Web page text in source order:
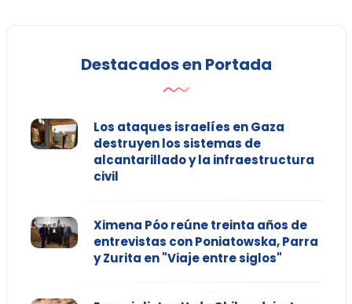
Destacados en Portada
Los ataques israelíes en Gaza
destruyen los sistemas de
alcantarillado y la infraestructura
civil
Ximena Póo reúne treinta años de
entrevistas con Poniatowska, Parra
y Zurita en "Viaje entre siglos"